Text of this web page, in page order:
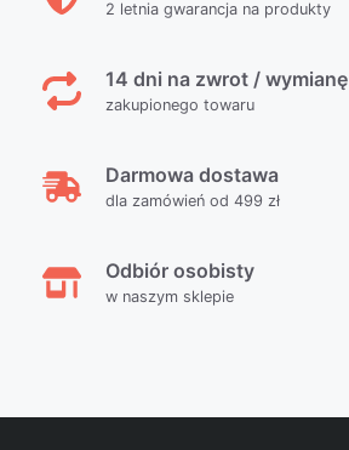
2 letnia gwarancja na produkty
14 dni na zwrot / wymianę
zakupionego towaru
Darmowa dostawa
dla zamówień od 499 zł
Odbiór osobisty
w naszym sklepie